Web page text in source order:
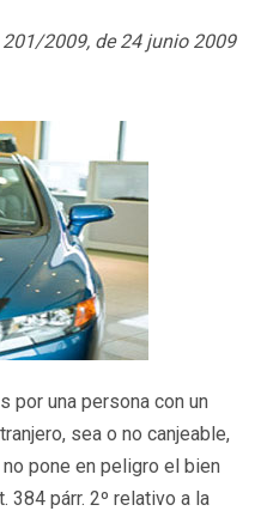
2009, de 24 junio 2009
por una persona con un
sea o no canjeable,
pone en peligro el bien
384 párr. 2º relativo a la